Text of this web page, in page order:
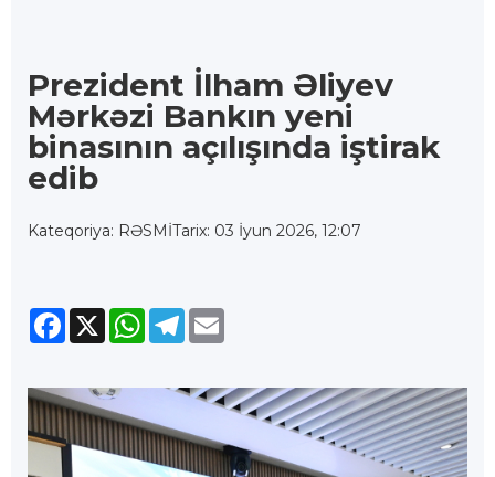
Prezident İlham Əliyev
Mərkəzi Bankın yeni
binasının açılışında iştirak
edib
Kateqoriya: RƏSMİTarix: 03 İyun 2026, 12:07
Facebook
X WhatsApp
Telegram